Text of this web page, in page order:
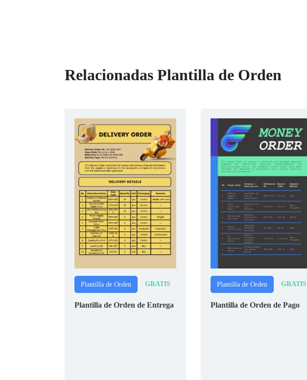
Relacionadas Plantilla de Orden
Plantilla de Orden GRATIS
Plantilla de Orden de Entrega
Plantilla de Orden GRATIS
Plantilla de Orden de Pago